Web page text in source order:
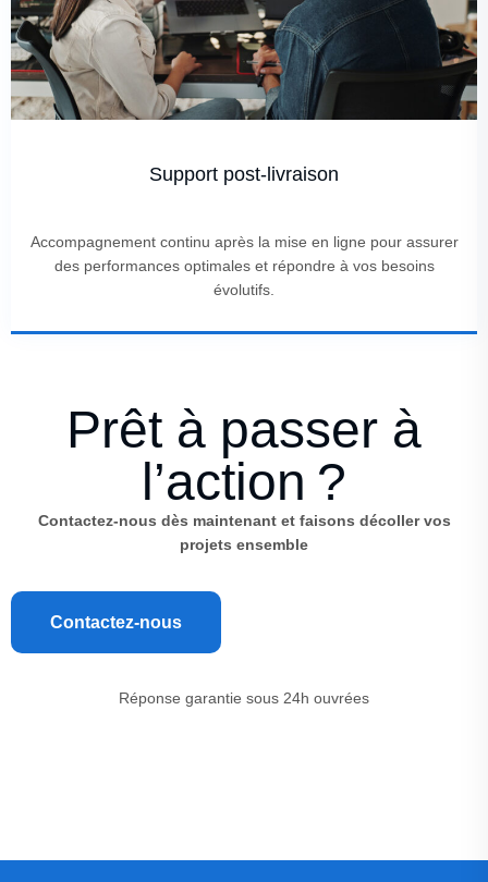
Support post-livraison
Accompagnement continu après la mise en ligne pour assurer
des performances optimales et répondre à vos besoins
évolutifs.
Prêt à passer à
l’action ?
Contactez-nous dès maintenant et faisons décoller vos
projets ensemble
Contactez-nous
Réponse garantie sous 24h ouvrées